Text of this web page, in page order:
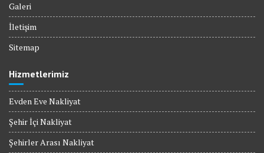
Galeri
İletişim
Sitemap
Hizmetlerimiz
Evden Eve Nakliyat
Şehir İçi Nakliyat
Şehirler Arası Nakliyat